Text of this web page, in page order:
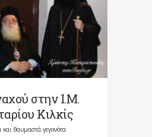
στην Ι.Μ.
Κιλκίς
θαυμαστά γεγονότα